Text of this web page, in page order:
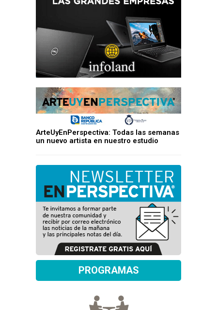
ArteUyEnPerspectiva: Todas las semanas
un nuevo artista en nuestro estudio
PROGRAMAS